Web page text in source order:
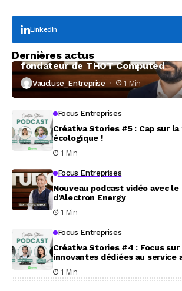
l’Institut du Cancer
Sainte-Catherine à
de
LinkedIn
Dernières actus
À la rencontre de Christophe
fondateur de THOT Computed
Vaucluse_Entreprise 1 Min
Focus Entreprises
Créativa Stories #5 : Cap sur
écologique !
1 Min
Focus Entreprises
Nouveau podcast vidéo avec
d’Alectron Energy
1 Min
Focus Entreprises
Créativa Stories #4 : Focus sur
innovantes dédiées au service
1 Min